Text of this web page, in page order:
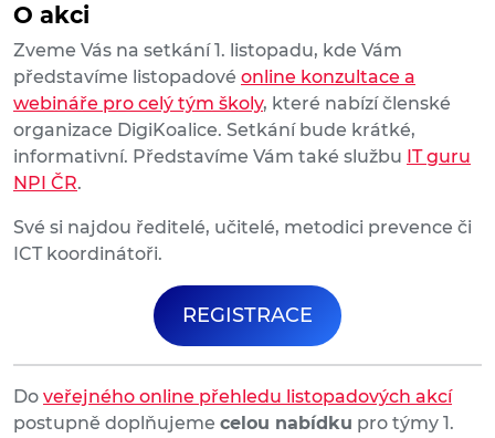
O akci
Zveme Vás na setkání 1. listopadu, kde Vám
představíme listopadové online konzultace a
webináře pro celý tým školy, které nabízí členské
organizace DigiKoalice. Setkání bude krátké,
informativní. Představíme Vám také službu IT guru
NPI ČR.
Své si najdou ředitelé, učitelé, metodici prevence či
ICT koordinátoři.
REGISTRACE
Do veřejného online přehledu listopadových akcí
postupně doplňujeme celou nabídku pro týmy 1.